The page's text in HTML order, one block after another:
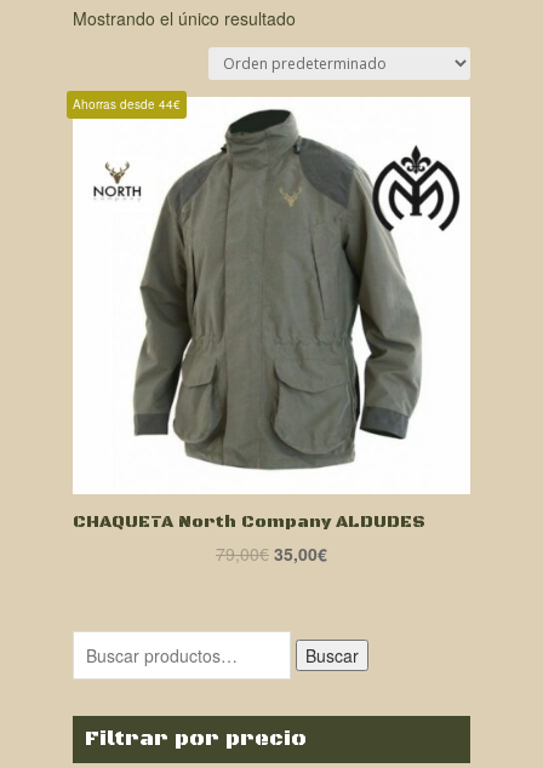
Mostrando el único resultado
Ahorras desde 44€
CHAQUETA North Company ALDUDES
79,00€ El
era:
79,00€.
35,00€El
es:
35,00€.
Buscar
Filtrar por precio